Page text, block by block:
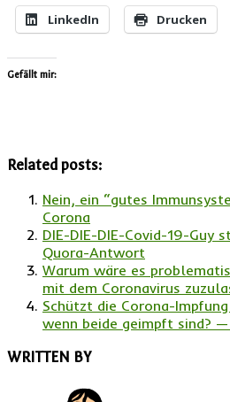
LinkedIn Drucken
Gefällt mir:
Related posts:
Nein, ein “gutes
Corona
DIE-DIE-DIE-Covid-19-Guy
Quora-Antwort
Warum wäre es
mit dem Coronavirus
Schützt die Corona-
wenn beide geimpft sind?
WRITTEN BY